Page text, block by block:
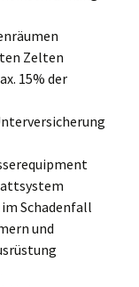
Zelten
15% der
Schadenfall
und